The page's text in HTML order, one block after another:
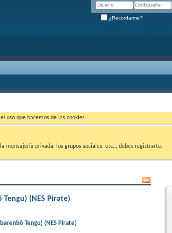
¿Recordarme?
uso que hacemos de las cookies.
mensajería privada, los grupos sociales, etc... debes registrarte.
Tengu) (NES Pirate)
Tengu) (NES Pirate)